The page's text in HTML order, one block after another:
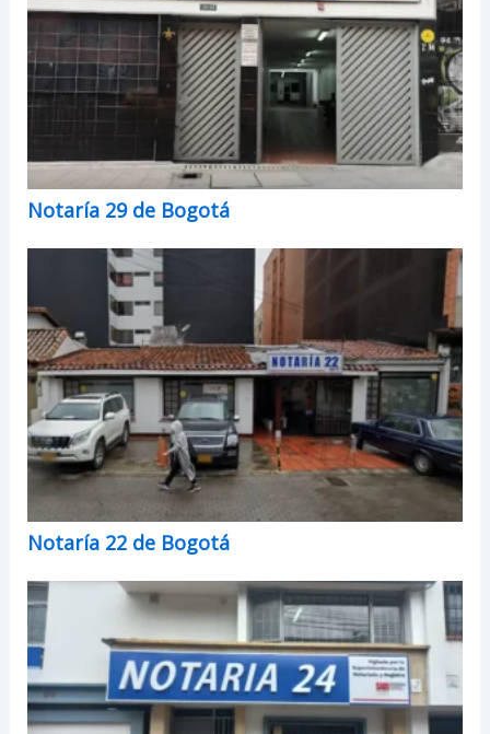
Notaría 29 de Bogotá
Notaría 22 de Bogotá